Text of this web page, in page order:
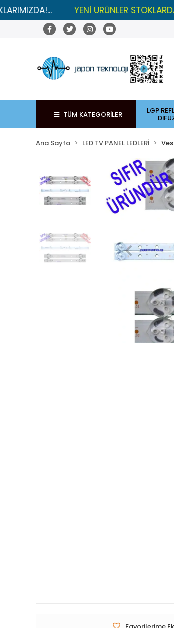
YENİ ÜRÜNLER STOKLARDA , LGP
TÜM KATEGORİLER LGP
Ana Sayfa LED TV PANEL LEDLERİ